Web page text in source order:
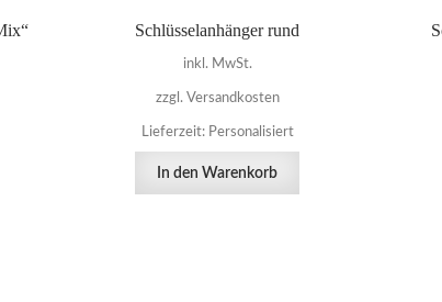
Schlüsselanhänger rund
inkl. MwSt.
zzgl. Versandkosten
Lieferzeit: Personalisiert
In den Warenkorb